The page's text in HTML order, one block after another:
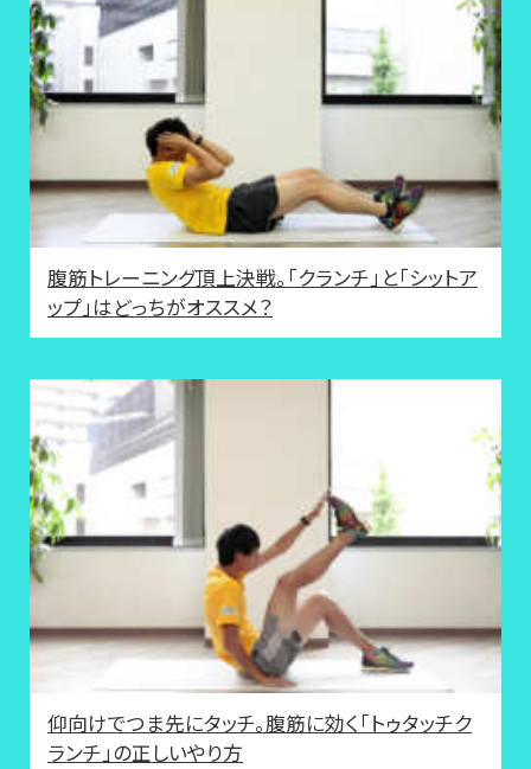
腹筋トレーニング頂上決戦。「クランチ」と「シットア
ップ」はどっちがオススメ？
仰向けでつま先にタッチ。腹筋に効く「トゥタッチク
ランチ」の正しいやり方